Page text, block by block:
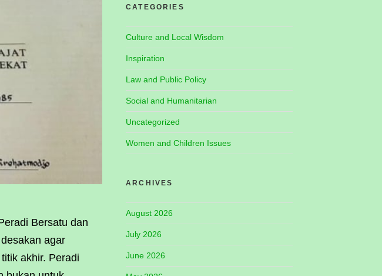
Bersatu dan
agar
akhir. Peradi
CATEGORIES
Culture and Local Wisdom
Inspiration
Law and Public Policy
Social and Humanitarian
Uncategorized
Women and Children Issues
ARCHIVES
August 2026
July 2026
June 2026